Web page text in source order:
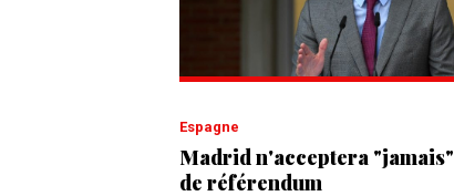
Espagne
Madrid n'acceptera "jamais"
de référendum